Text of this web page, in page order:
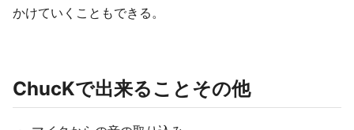
かけていくこともできる。
ChucKで出来ることその他